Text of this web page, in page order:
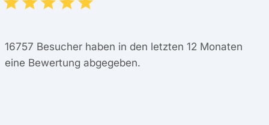
16757 Besucher haben in den letzten 12 Monaten
eine Bewertung abgegeben.